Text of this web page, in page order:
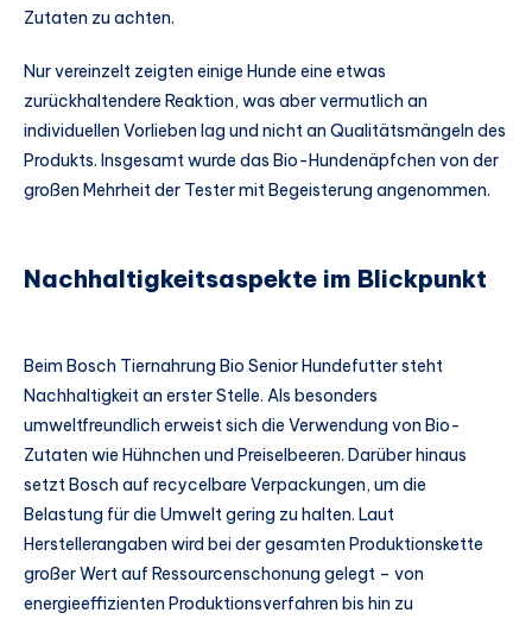
Zutaten zu achten.
Nur vereinzelt zeigten einige Hunde eine etwas
zurückhaltendere Reaktion, was aber vermutlich an
individuellen Vorlieben lag und nicht an Qualitätsmängeln des
Produkts. Insgesamt wurde das Bio-Hundenäpfchen von der
großen Mehrheit der Tester mit Begeisterung angenommen.
Nachhaltigkeitsaspekte im Blickpunkt
Beim Bosch Tiernahrung Bio Senior Hundefutter steht
Nachhaltigkeit an erster Stelle. Als besonders
umweltfreundlich erweist sich die Verwendung von Bio-
Zutaten wie Hühnchen und Preiselbeeren. Darüber hinaus
setzt Bosch auf recycelbare Verpackungen, um die
Belastung für die Umwelt gering zu halten. Laut
Herstellerangaben wird bei der gesamten Produktionskette
großer Wert auf Ressourcenschonung gelegt – von
energieeffizienten Produktionsverfahren bis hin zu